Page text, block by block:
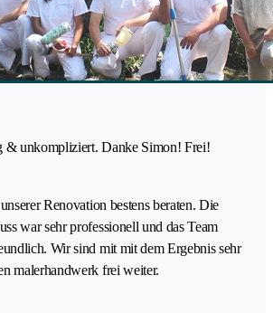
& unkompliziert. Danke Simon! Frei!
Renovation bestens beraten. Die
war sehr professionell und das Team
Wir sind mit mit dem Ergebnis sehr
malerhandwerk frei weiter.